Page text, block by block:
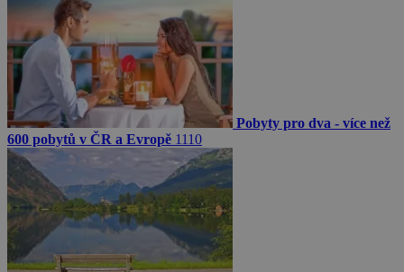
Pobyty pro dva - více než
600 pobytů v ČR a Evropě 1110